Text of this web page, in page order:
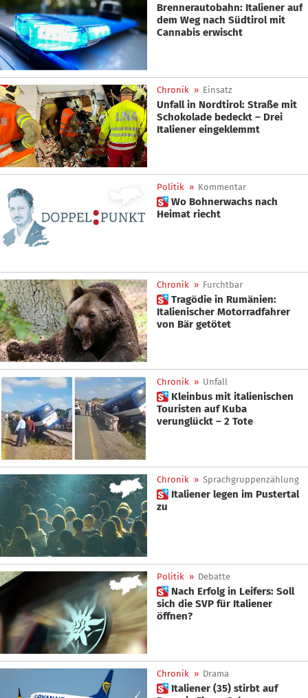
Brennerautobahn: Italiener auf
dem Weg nach Südtirol mit
Cannabis erwischt
Chronik » Einsatz
Unfall in Nordtirol: Straße mit
Schokolade bedeckt – Drei
Italiener eingeklemmt
Politik » Kommentar
 Wo Bohnerwachs nach
Heimat riecht
Chronik » Furchtbar
 Tragödie in Rumänien:
Italienischer Motorradfahrer
von Bär getötet
Chronik » Unfall
 Kleinbus mit italienischen
Touristen auf Kuba
verunglückt – 2 Tote
Chronik » Sprachgruppenzählung
 Italiener legen im Pustertal
zu
Politik » Debatte
 Nach Erfolg in Leifers: Soll
sich die SVP für Italiener
öffnen?
Chronik » Drama
 Italiener (35) stirbt auf